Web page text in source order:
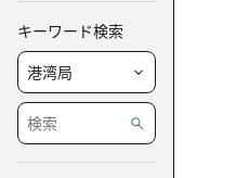
キーワード検索